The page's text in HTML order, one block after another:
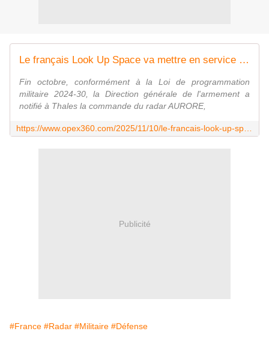
Le français Look Up Space va mettre en service un radar innovant pour suivre les petits objets en orbite basse - Zone Militaire
Fin octobre, conformément à la Loi de programmation
militaire 2024-30, la Direction générale de l'armement a
notifié à Thales la commande du radar AURORE,
Publicité
#France #Radar #Militaire #Défense